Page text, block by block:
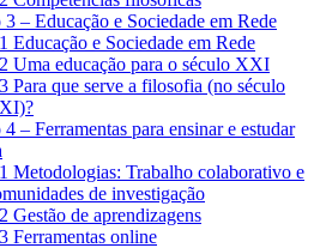
– Educação e Sociedade em Rede
Educação e Sociedade em Rede
Uma educação para o século XXI
Para que serve a filosofia (no século
– Ferramentas para ensinar e estudar
Metodologias: Trabalho colaborativo e
de investigação
Gestão de aprendizagens
Ferramentas online